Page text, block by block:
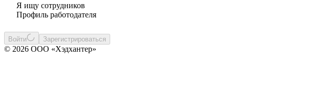
Я ищу сотрудников
Профиль работодателя
Войти Зарегистрироваться
© 2026 ООО «Хэдхантер»